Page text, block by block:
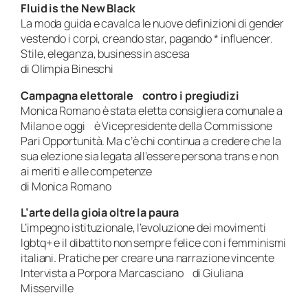
Fluid is the New Black
La moda guida e cavalca le nuove definizioni di gender
vestendo i corpi, creando star, pagando * influencer.
Stile, eleganza, business in ascesa
di Olimpia Bineschi
Campagna elettorale contro i pregiudizi
Monica Romano è stata eletta consigliera comunale a
Milano e oggi è Vicepresidente della Commissione
Pari Opportunità. Ma c’è chi continua a credere che la
sua elezione sia legata all’essere persona trans e non
ai meriti e alle competenze
di Monica Romano
L’arte della gioia oltre la paura
L’impegno istituzionale, l’evoluzione dei movimenti
lgbtq+ e il dibattito non sempre felice con i femminismi
italiani. Pratiche per creare una narrazione vincente
Intervista a Porpora Marcasciano di Giuliana
Misserville